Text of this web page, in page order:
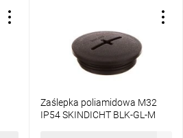
Zaślepka poliamidowa M32
IP54 SKINDICHT BLK-GL-M